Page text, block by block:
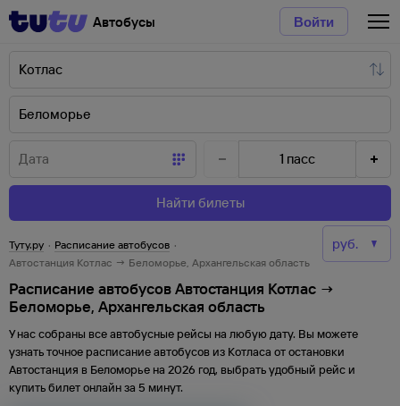
Автобусы Войти
1 пасс
Найти билеты
Туту.ру · Расписание автобусов ·
Автостанция Котлас → Беломорье, Архангельская область
Расписание автобусов Автостанция Котлас →
Беломорье, Архангельская область
У нас собраны все автобусные рейсы на любую дату. Вы можете
узнать точное расписание автобусов из Котласа отостановки
Автостанция в Беломорье на 2026 год, выбрать удобный рейс и
купить билет онлайн за 5 минут.